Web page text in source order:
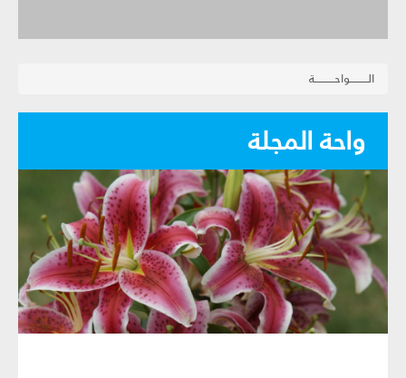
الــــــــــواحـــــــــــة
واحة المجلة